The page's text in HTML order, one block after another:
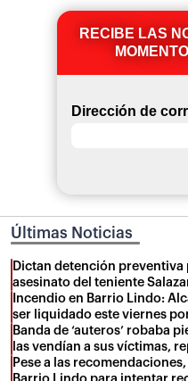
RECIBE LAS
Dirección de
Últimas Noticias
Dictan detención preventiva
asesinato del teniente
Incendio en Barrio Lindo:
ser liquidado este viernes
Banda de ‘auteros’ robaba
las vendían a sus víctimas,
Pese a las